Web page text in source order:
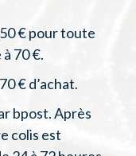
€ pour toute
70 €.
€ d’achat.
bpost. Après
colis est